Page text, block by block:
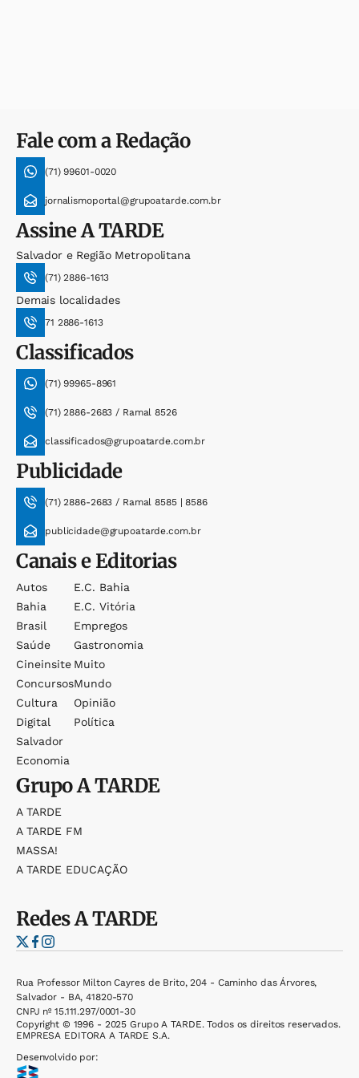
Fale com a Redação
(71) 99601-0020
jornalismoportal@grupoatarde.com.br
AssineA TARDE
Salvador e Região Metropolitana
(71) 2886-1613
Demais localidades
71 2886-1613
Classificados
(71) 99965-8961
(71) 2886-2683 / Ramal 8526
classificados@grupoatarde.com.br
Publicidade
(71) 2886-2683 / Ramal 8585 | 8586
publicidade@grupoatarde.com.br
Canais e Editorias
Autos
Bahia
Brasil
Saúde
Cineinsite
Concursos
Cultura
Digital
Salvador
Economia
E.c. Bahia
E.c. Vitória
Empregos
Gastronomia
Muito
Mundo
Opinião
Política
GrupoA TARDE
A TARDE
A TARDE FM
MASSA!
A TARDE EDUCAÇÃO
RedesA TARDE
Rua Professor Milton Cayres de Brito, 204 - Caminho das Árvores,
Salvador - BA, 41820-570
CNPJ nº 15.111.297/0001-30
Copyright © 1996 - 2025 Grupo A TARDE. Todos os direitos reservados.
EMPRESA EDITORA A TARDE S.A.
Desenvolvido por: